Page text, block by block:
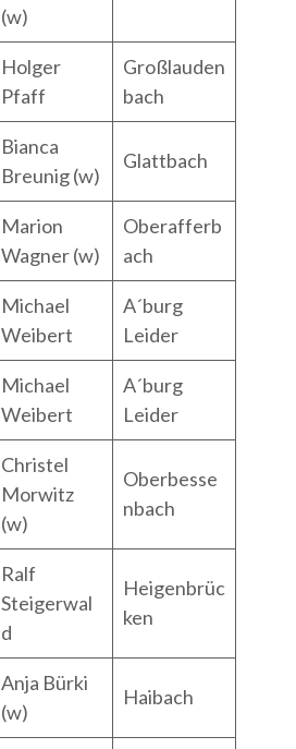
(w)
Holger
Pfaff
Großlauden
bach
Bianca
Breunig (w)
Glattbach
Marion
Wagner (w)
Oberafferb
ach
Michael
Weibert
A´burg
Leider
Michael
Weibert
A´burg
Leider
Christel
Morwitz
(w)
Oberbesse
nbach
Ralf
Steigerwal
d
Heigenbrüc
ken
Anja Bürki
(w)
Haibach